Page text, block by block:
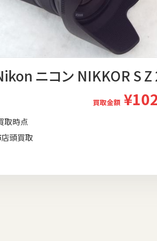
ニコン NIKKOR S
買取金額
取時点
頭買取